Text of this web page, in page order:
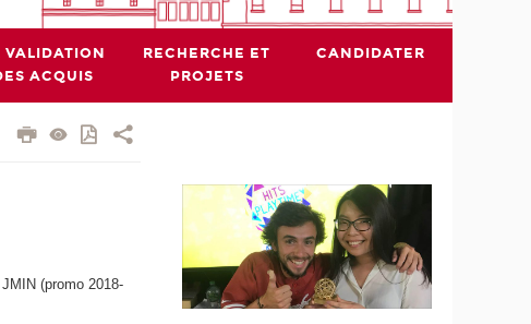
VALIDATION
ACQUIS
RECHERCHE ET
PROJETS
CANDIDATER
(promo 2018-